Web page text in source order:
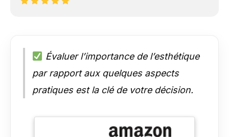
Évaluer l’importance de l’esthétique
par rapport aux quelques aspects
pratiques est la clé de votre décision.